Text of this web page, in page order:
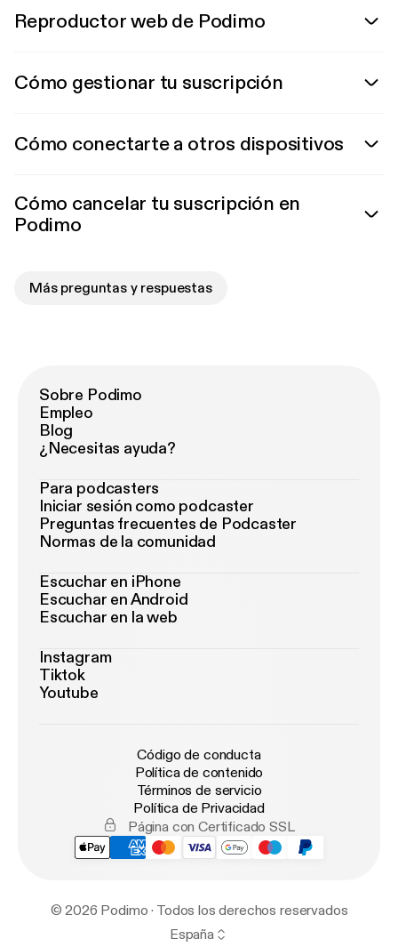
Reproductor web de Podimo
Cómo gestionar tu suscripción
Cómo conectarte a otros dispositivos
Cómo cancelar tu suscripción en
Podimo
Más preguntas y respuestas
Sobre Podimo
Empleo
Blog
¿Necesitas ayuda?
Para podcasters
Iniciar sesión como podcaster
Preguntas frecuentes de Podcaster
Normas de la comunidad
Escuchar en iPhone
Escuchar en Android
Escuchar en la web
Instagram
Tiktok
Youtube
Código de conducta
Política de contenido
Términos de servicio
Política de Privacidad
Página con Certificado SSL
© 2026 Podimo · Todos los derechos reservados
España